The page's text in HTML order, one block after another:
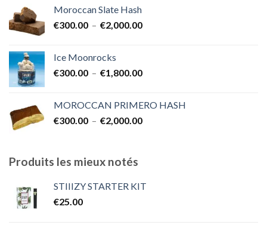
Moroccan Slate Hash
€300.00 – €2,000.00Plage
à
Ice Moonrocks
€300.00 – €1,800.00Plage
€300.00
à
MOROCCAN PRIMERO HASH
€300.00 – €2,000.00Plage
€2,000.00
Produits les mieux notés
STIIIZY STARTER KIT
€25.00